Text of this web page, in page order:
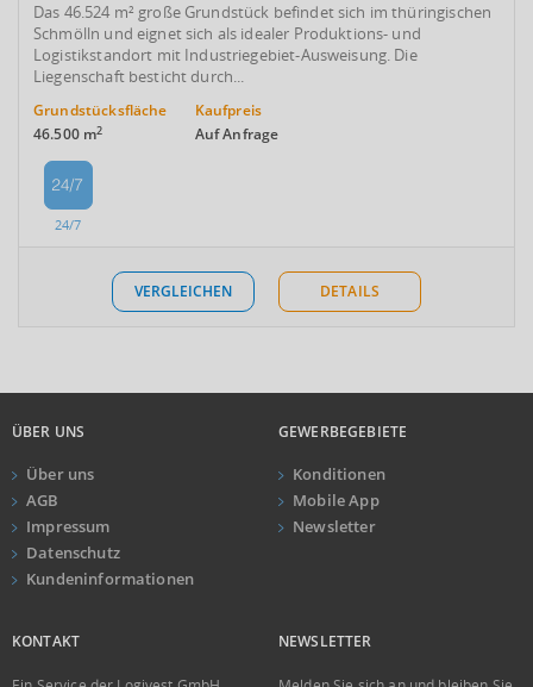
Das 46.524 m² große Grundstück befindet sich im thüringischen
Schmölln und eignet sich als idealer Produktions- und
Logistikstandort mit Industriegebiet-Ausweisung. Die
Liegenschaft besticht durch...
Grundstücksfläche
46.500 m2
Kaufpreis
Auf Anfrage
24/7
VERGLEICHEN DETAILS
ÜBER UNS
Über uns
AGB
Impressum
Datenschutz
Kundeninformationen
GEWERBEGEBIETE
Konditionen
Mobile App
Newsletter
KONTAKT NEWSLETTER